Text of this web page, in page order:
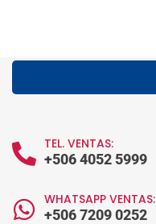
TEL. VENTAS:
+506 4052 5999
WHATSAPP VENTAS:
+506 7209 0252